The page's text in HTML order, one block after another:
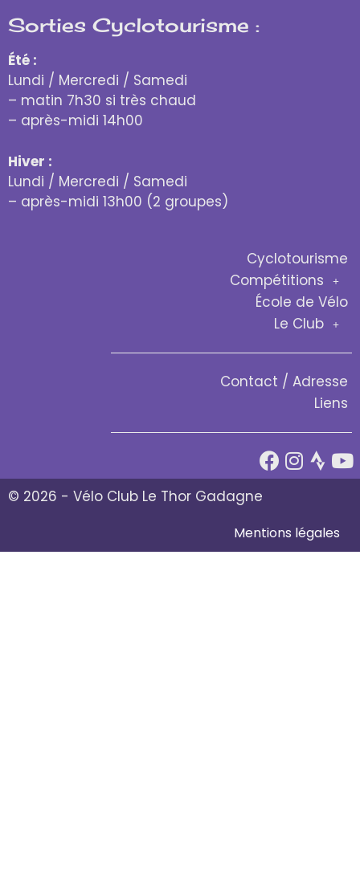
Sorties Cyclotourisme :
Été :
Lundi / Mercredi / Samedi
– matin 7h30 si très chaud
– après-midi 14h00
Hiver :
Lundi / Mercredi / Samedi
– après-midi 13h00 (2 groupes)
Cyclotourisme
Compétitions
École de Vélo
Le Club
Contact / Adresse
Liens
© 2026 - Vélo Club Le Thor Gadagne
Mentions légales